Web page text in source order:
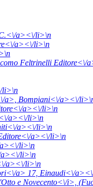
a><\/li>\n
a><\/li>\n
Feltrinelli Editore<\/
li>\n
a>, Bompiani<\/a><\/
a><\/li>\n
a><\/li>\n
a><\/li>\n
a><\/li>\n
li>\n
a><\/li>\n
a><\/li>\n
a> 17, Einaudi<\/
e Novecento<\/i>,